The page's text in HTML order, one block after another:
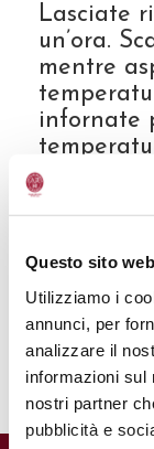
Questo sito
Utilizziamo i
annunci, per
analizzare il
informazioni sul
nostri partner
pubblicità e
Lasciate
un’ora.
mentre
infornate
minuti
Sfornate
qualche
gustatele